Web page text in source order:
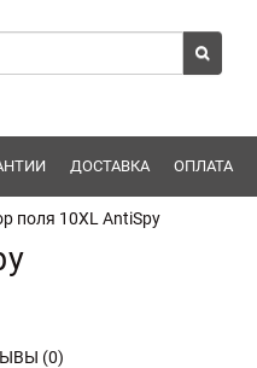
ДОСТАВКА ОПЛАТА
поля 10XL AntiSpy
(0)